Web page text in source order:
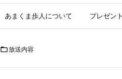
あまくま歩人について プレゼン
放送内容